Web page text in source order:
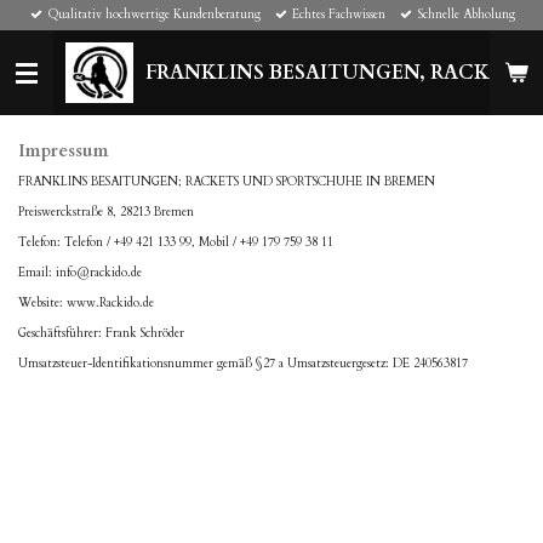
Zum
FRANKLINS BESAITUNGEN, RACKETS
Qualitativ hochwertige Kundenberatung Echtes Fachwissen Schnelle Abholung
Impressum
FRANKLINS BESAITUNGEN; RACKETS UND SPORTSCHUHE IN BREMEN
Preiswerckstraße 8, 28213 Bremen
Telefon: Telefon / +49 421 133 99, Mobil / +49 179 759 38 11
Email: info@rackido.de
Website: www.Rackido.de
Geschäftsführer: Frank Schröder
Umsatzsteuer-Identifikationsnummer gemäß §27 a Umsatzsteuergesetz: DE 240563817